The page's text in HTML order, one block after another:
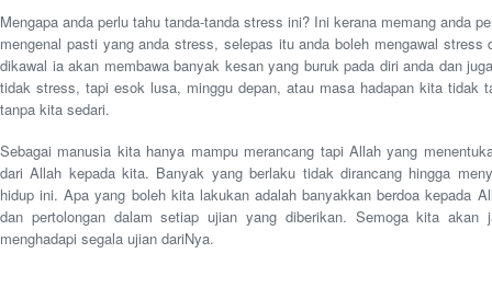
Mengapa anda perlu tahu tanda-tanda stress ini? Ini kerana memang anda
mengenal pasti yang anda stress, selepas itu anda boleh mengawal
dikawal ia akan membawa banyak kesan yang buruk pada diri anda dan
tidak stress, tapi esok lusa, minggu depan, atau masa hadapan kita tidak
tanpa kita sedari.
Sebagai manusia kita hanya mampu merancang tapi Allah yang
dari Allah kepada kita. Banyak yang berlaku tidak dirancang hingga
hidup ini. Apa yang boleh kita lakukan adalah banyakkan berdoa kepada
dan pertolongan dalam setiap ujian yang diberikan. Semoga kita akan
menghadapi segala ujian dariNya.